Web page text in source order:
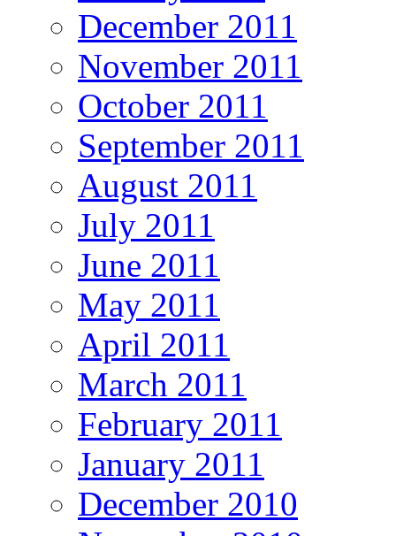
December 2011
November 2011
October 2011
September 2011
August 2011
July 2011
June 2011
May 2011
April 2011
March 2011
February 2011
January 2011
December 2010